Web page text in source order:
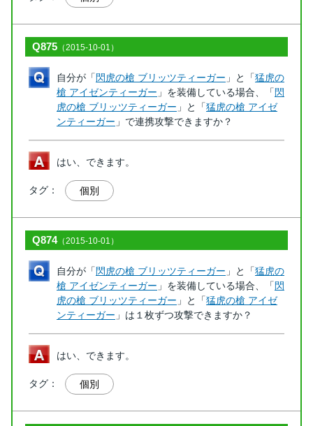
Q875 （2015-10-01）
自分が「閃虎の槍 ブリッツティーガー 」と「猛虎の
槍 アイゼンティーガー 」を装備している場合、「閃
虎の槍 ブリッツティーガー 」と「猛虎の槍 アイゼ
ンティーガー 」で連携攻撃できますか？
はい、できます。
タグ： 個別
Q874（2015-10-01）
自分が「閃虎の槍 ブリッツティーガー 」と「猛虎の
槍 アイゼンティーガー 」を装備している場合、「閃
虎の槍 ブリッツティーガー 」と「猛虎の槍 アイゼ
ンティーガー 」は１枚ずつ攻撃できますか？
はい、できます。
タグ： 個別